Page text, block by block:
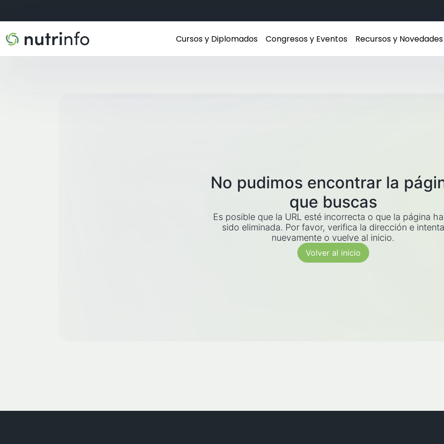
Cursos y Diplomados Congresos y Eventos Recursos y Novedades
No pudimos encontrar la
que buscas
Es posible que la URL esté incorrecta o que la página
sido eliminada. Por favor, verifica la dirección e intenta
nuevamente o vuelve al inicio.
Volver al inicio